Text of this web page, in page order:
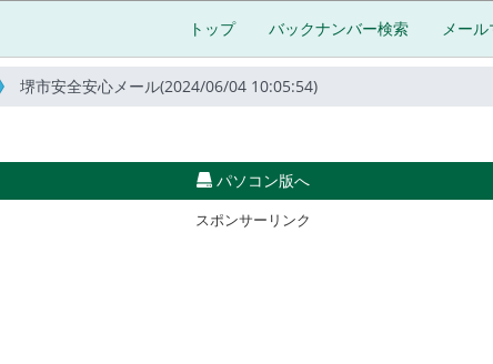
トップ バックナンバー検索 メー
堺市安全安心メール(2024/06/04 10:05:54)
パソコン版へ
スポンサーリンク